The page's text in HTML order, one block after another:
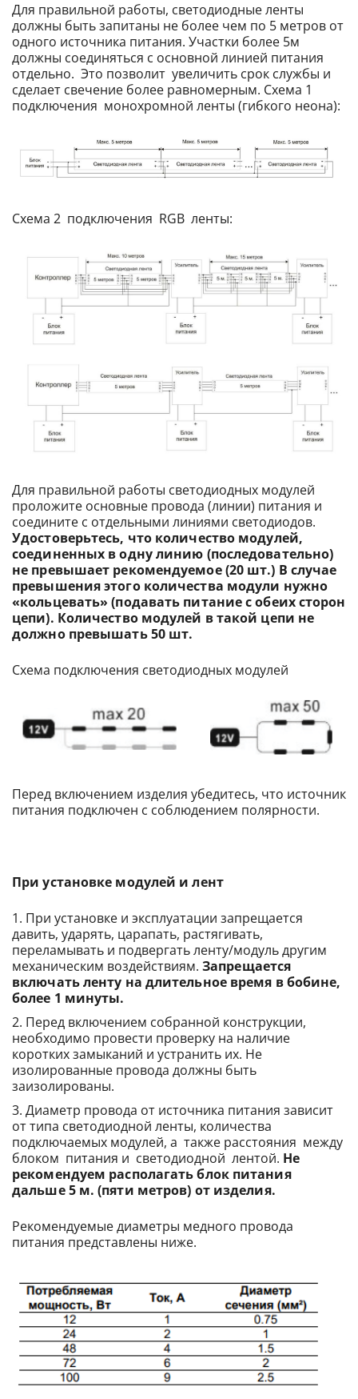
Для правильной работы, светодиодные ленты
должны быть запитаны не более чем по 5 метров от
одного источника питания. Участки более 5м
должны соединяться с основной линией питания
отдельно. Это позволит увеличить срок службы и
сделает свечение более равномерным. Схема 1
подключения монохромной ленты (гибкого неона):
Схема 2 подключения RGB ленты:
Для правильной работы светодиодных модулей
проложите основные провода (линии) питания и
соедините с отдельными линиями светодиодов.
Удостоверьтесь, что количество модулей,
соединенных в одну линию (последовательно)
не превышает рекомендуемое (20 шт.) В случае
превышения этого количества модули нужно
«кольцевать» (подавать питание с обеих сторон
цепи). Количество модулей в такой цепи не
должно превышать 50 шт.
Схема подключения светодиодных модулей
Перед включением изделия убедитесь, что источник
питания подключен с соблюдением полярности.
При установке модулей и лент
При установке и эксплуатации запрещается
давить, ударять, царапать, растягивать,
переламывать и подвергать ленту/модуль другим
механическим воздействиям. Запрещается
включать ленту на длительное время в бобине,
более 1 минуты.
Перед включением собранной конструкции,
необходимо провести проверку на наличие
коротких замыканий и устранить их. Не
изолированные провода должны быть
заизолированы.
Диаметр провода от источника питания зависит
от типа светодиодной ленты, количества
подключаемых модулей, а также расстояния между
блоком питания и светодиодной лентой. Не
рекомендуем располагать блок питания
дальше 5 м. (пяти метров) от изделия.
Рекомендуемые диаметры медного провода
питания представлены ниже.